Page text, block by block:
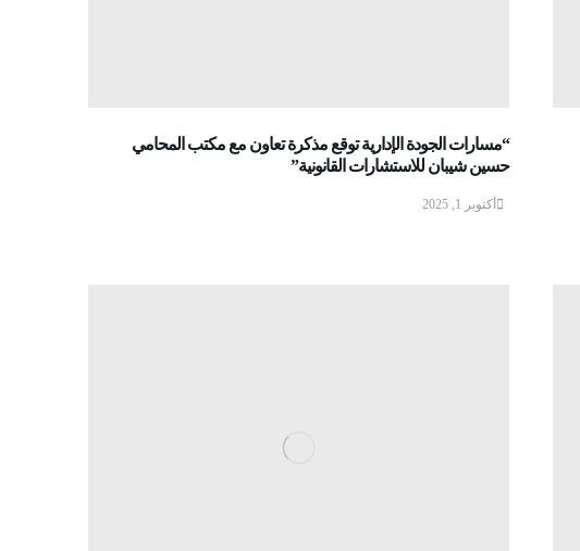
“مسارات الجودة الإدارية توقع مذكرة تعاون مع مكتب المحامي
حسين شيبان للاستشارات القانونية”
أكتوبر 1, 2025